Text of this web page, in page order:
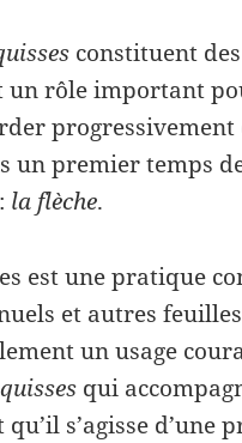
constituent
un rôle important
un premier temps
la flèche.
est une pratique
et autres
un usage
qui
s’agisse d’une